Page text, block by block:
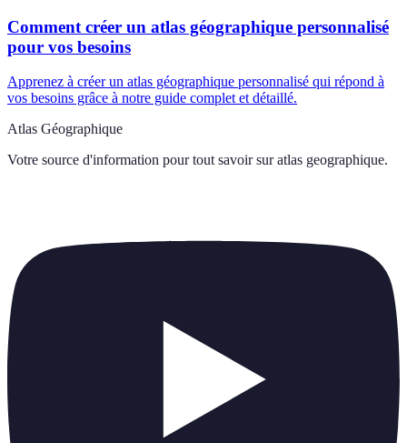
Comment créer un atlas géographique personnalisé
pour vos besoins
Apprenez à créer un atlas géographique personnalisé qui répond à
vos besoins grâce à notre guide complet et détaillé.
Atlas Géographique
Votre source d'information pour tout savoir sur atlas geographique.